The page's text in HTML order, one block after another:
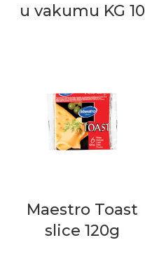
u vakumu KG 10
Maestro Toast
slice 120g